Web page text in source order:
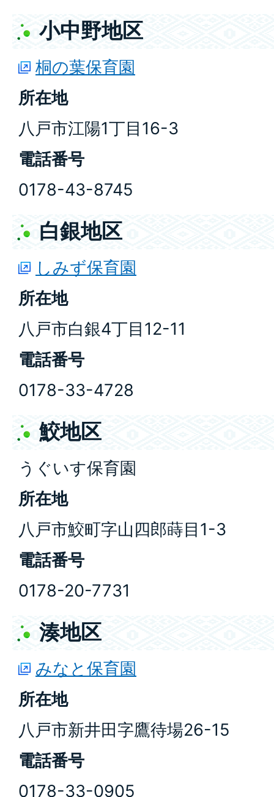
小中野地区
桐の葉保育園
所在地
八戸市江陽1丁目16-3
電話番号
0178-43-8745
白銀地区
しみず保育園
所在地
八戸市白銀4丁目12-11
電話番号
0178-33-4728
鮫地区
うぐいす保育園
所在地
八戸市鮫町字山四郎蒔目1-3
電話番号
0178-20-7731
湊地区
みなと保育園
所在地
八戸市新井田字鷹待場26-15
電話番号
0178-33-0905